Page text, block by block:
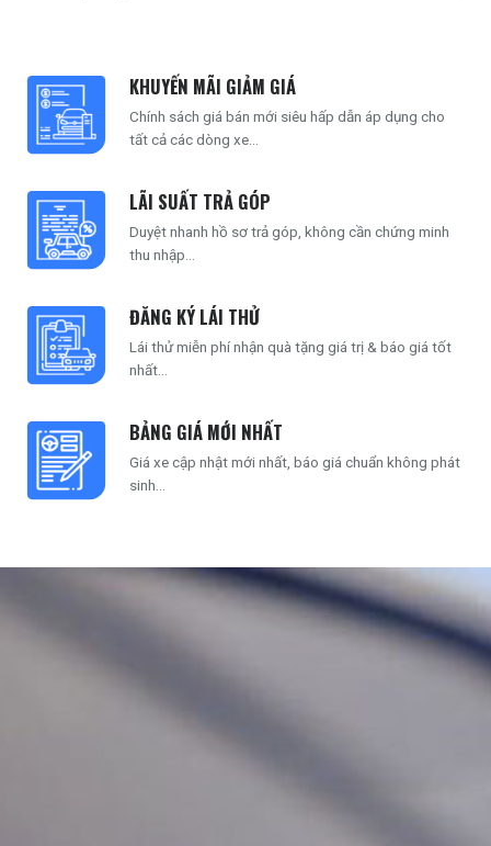
KHUYẾN MÃI GIẢM GIÁ
Chính sách giá bán mới siêu hấp dẫn áp dụng cho
tất cả các dòng xe...
LÃI SUẤT TRẢ GÓP
Duyệt nhanh hồ sơ trả góp, không cần chứng minh
thu nhập...
ĐĂNG KÝ LÁI THỬ
Lái thử miễn phí nhận quà tặng giá trị & báo giá tốt
nhất...
BẢNG GIÁ MỚI NHẤT
Giá xe cập nhật mới nhất, báo giá chuẩn không phát
sinh...